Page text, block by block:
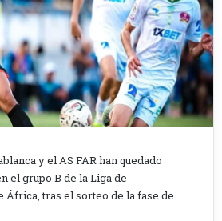
y el AS FAR han quedado
el grupo B de la Liga de
África, tras el sorteo de la fase de